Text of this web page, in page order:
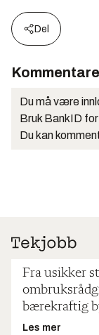
Del
Du må være
Bruk BankID
Du kan
Fra usikker
bærekraftig
Les mer